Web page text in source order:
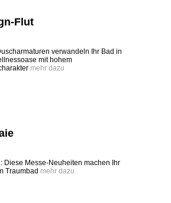
Flut
verwandeln Ihr Bad in
mit hohem
mehr dazu
Diese Messe-Neuheiten machen Ihr
Traumbad mehr dazu